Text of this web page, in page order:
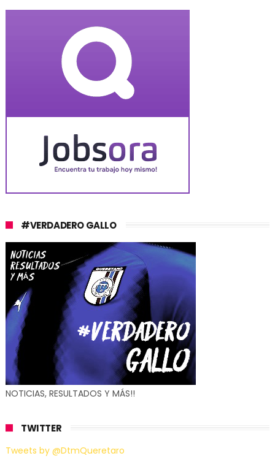
#VERDADERO GALLO
NOTICIAS, RESULTADOS Y MÁS!!
TWITTER
Tweets by @DtmQueretaro